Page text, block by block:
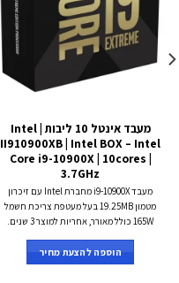
מעבד אינטל 10 ליבות Intel |
II910900XB | Intel BOX – Intel
Core i9-10900X | 10cores |
3.7GHz
מעבד i9-10900X מחברת Intel עם זיכרון
מטמון 19.25MB בעל מעטפת צריכת חשמל
165W כולל מאורר, אחריות למוצר 3 שנים.
הוספה להצעת מחיר